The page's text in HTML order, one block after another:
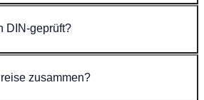
DIN-geprüft?
zusammen?